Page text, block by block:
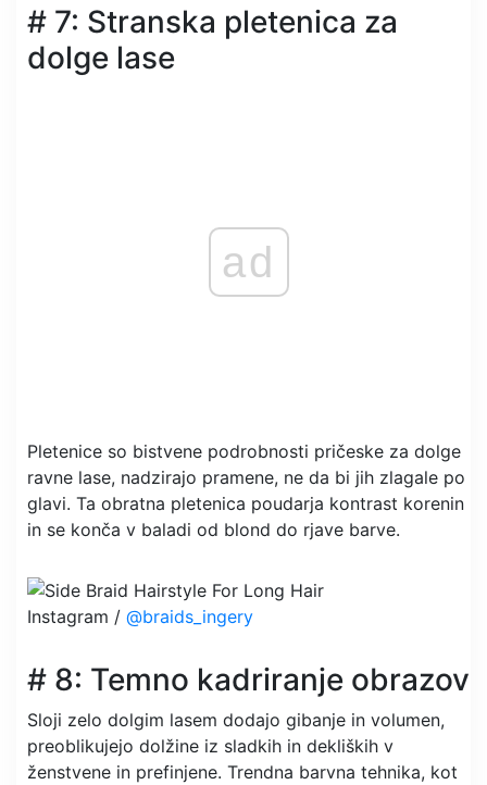
# 7: Stranska pletenica za
dolge lase
ad
Pletenice so bistvene podrobnosti pričeske za dolge
ravne lase, nadzirajo pramene, ne da bi jih zlagale po
glavi. Ta obratna pletenica poudarja kontrast korenin
in se konča v baladi od blond do rjave barve.
Instagram / @braids_ingery
# 8: Temno kadriranje obrazov
Sloji zelo dolgim ​​lasem dodajo gibanje in volumen,
preoblikujejo dolžine iz sladkih in dekliških v
ženstvene in prefinjene. Trendna barvna tehnika, kot